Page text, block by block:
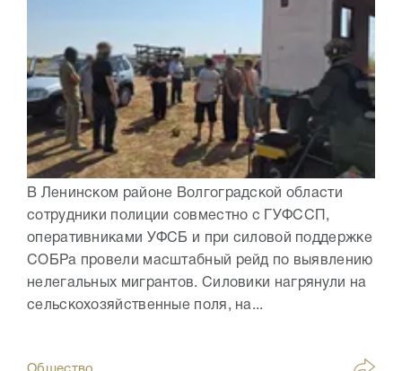
В Ленинском районе Волгоградской области
сотрудники полиции совместно с ГУФССП,
оперативниками УФСБ и при силовой поддержке
СОБРа провели масштабный рейд по выявлению
нелегальных мигрантов. Силовики нагрянули на
сельскохозяйственные поля, на...